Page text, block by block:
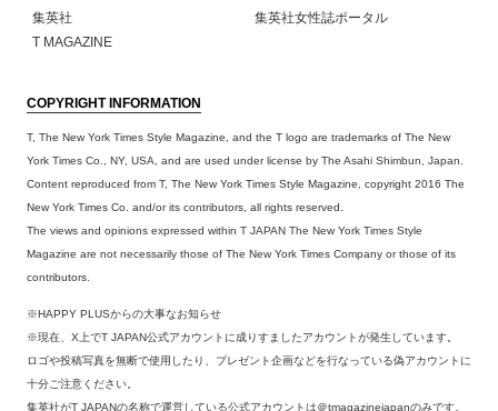
集英社
集英社女性誌ポータル
T MAGAZINE
COPYRIGHT INFORMATION
T, The New York Times Style Magazine, and the T logo are trademarks of The New
York Times Co., NY, USA, and are used under license by The Asahi Shimbun, Japan.
Content reproduced from T, The New York Times Style Magazine, copyright 2016 The
New York Times Co. and/or its contributors, all rights reserved.
The views and opinions expressed within T JAPAN The New York Times Style
Magazine are not necessarily those of The New York Times Company or those of its
contributors.
※HAPPY PLUSからの大事なお知らせ
※現在、X上でT JAPAN公式アカウントに成りすましたアカウントが発生しています。
ロゴや投稿写真を無断で使用したり、プレゼント企画などを行なっている偽アカウントに
十分ご注意ください。
集英社がT JAPANの名称で運営している公式アカウントは＠tmagazinejapanのみです。